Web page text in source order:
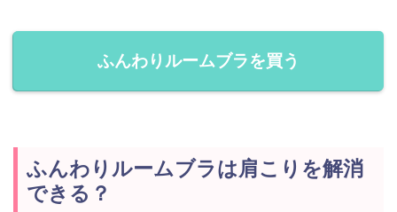
ふんわりルームブラを買う
ふんわりルームブラは肩こりを解消
できる？